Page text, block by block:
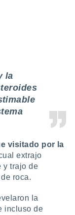
la
visitado por la
extrajo
y trajo de
roca.
la
incluso de